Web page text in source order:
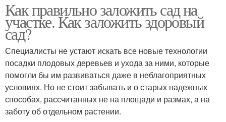
Как правильно заложить сад на
участке. Как заложить здоровый
сад?
Специалисты не устают искать все новые технологии
посадки плодовых деревьев и ухода за ними, которые
помогли бы им развиваться даже в неблагоприятных
условиях. Но не стоит забывать и о старых надежных
способах, рассчитанных не на площади и размах, а на
заботу об отдельном растении.